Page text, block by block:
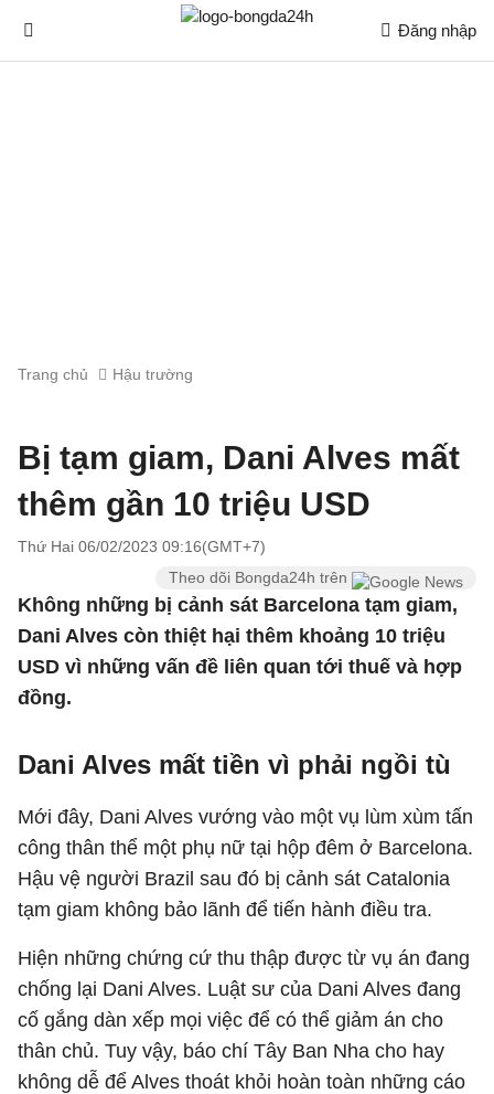
Đăng nhập
Trang chủ Hậu trường
Bị tạm giam, Dani Alves mất
thêm gần 10 triệu USD
Thứ Hai 06/02/2023 09:16(GMT+7)
Theo dõi Bongda24h trên
Không những bị cảnh sát Barcelona tạm giam,
Dani Alves còn thiệt hại thêm khoảng 10 triệu
USD vì những vấn đề liên quan tới thuế và hợp
đồng.
Dani Alves mất tiền vì phải ngồi tù
Mới đây, Dani Alves vướng vào một vụ lùm xùm tấn
công thân thể một phụ nữ tại hộp đêm ở Barcelona.
Hậu vệ người Brazil sau đó bị cảnh sát Catalonia
tạm giam không bảo lãnh để tiến hành điều tra.
Hiện những chứng cứ thu thập được từ vụ án đang
chống lại Dani Alves. Luật sư của Dani Alves đang
cố gắng dàn xếp mọi việc để có thể giảm án cho
thân chủ. Tuy vậy, báo chí Tây Ban Nha cho hay
không dễ để Alves thoát khỏi hoàn toàn những cáo